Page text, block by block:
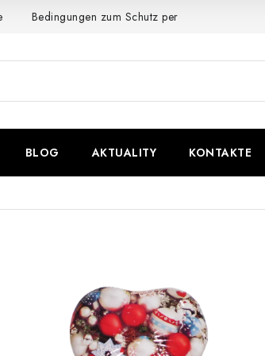
Bedingungen zum Schutz personenbezogener
BLOG AKTUALITY KONTAKTE